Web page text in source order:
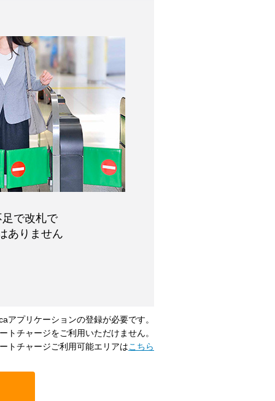
足で改札で
ありません
アプリケーションの登録が必要です。
トチャージをご利用いただけません。
トチャージご利用可能エリアはこちら